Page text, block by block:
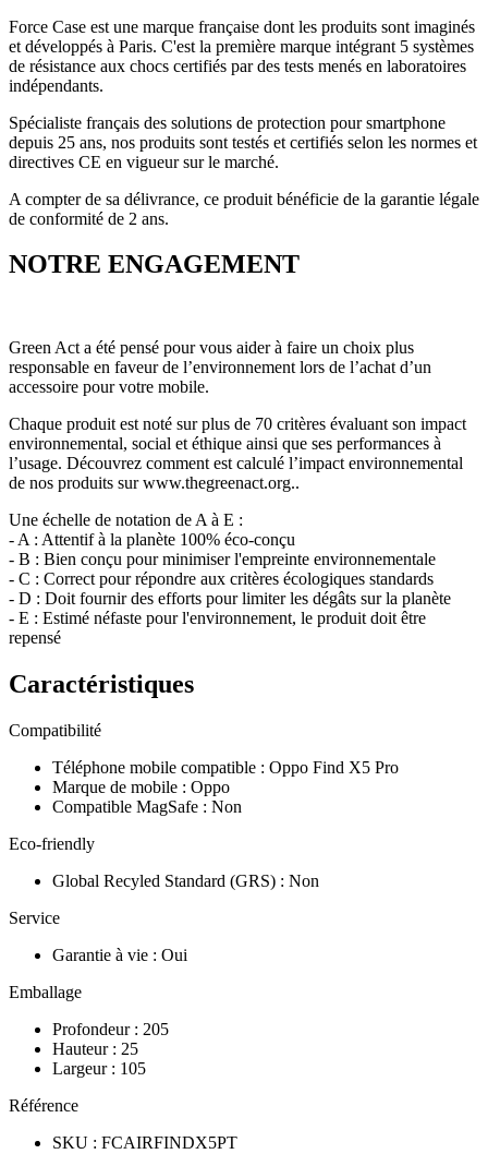
Force Case est une marque française dont les produits sont imaginés
et développés à Paris. C'est la première marque intégrant 5 systèmes
de résistance aux chocs certifiés par des tests menés en laboratoires
indépendants.
Spécialiste français des solutions de protection pour smartphone
depuis 25 ans, nos produits sont testés et certifiés selon les normes et
directives CE en vigueur sur le marché.
A compter de sa délivrance, ce produit bénéficie de la garantie légale
de conformité de 2 ans.
NOTRE ENGAGEMENT
Green Act a été pensé pour vous aider à faire un choix plus
responsable en faveur de l’environnement lors de l’achat d’un
accessoire pour votre mobile.
Chaque produit est noté sur plus de 70 critères évaluant son impact
environnemental, social et éthique ainsi que ses performances à
l’usage. Découvrez comment est calculé l’impact environnemental
de nos produits sur www.thegreenact.org..
Une échelle de notation de A à E :
- A : Attentif à la planète 100% éco-conçu
- B : Bien conçu pour minimiser l'empreinte environnementale
- C : Correct pour répondre aux critères écologiques standards
- D : Doit fournir des efforts pour limiter les dégâts sur la planète
- E : Estimé néfaste pour l'environnement, le produit doit être
repensé
Caractéristiques
Compatibilité
Téléphone mobile compatible : Oppo Find X5 Pro
Marque de mobile : Oppo
Compatible MagSafe : Non
Eco-friendly
Global Recyled Standard (GRS) : Non
Service
Garantie à vie : Oui
Emballage
Profondeur : 205
Hauteur : 25
Largeur : 105
Référence
SKU : FCAIRFINDX5PT